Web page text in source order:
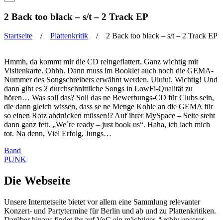
2 Back too black – s/t – 2 Track EP
Startseite / Plattenkritik / 2 Back too black – s/t – 2 Track EP
Hmmh, da kommt mir die CD reingeflattert. Ganz wichtig mit
Visitenkarte. Ohhh. Dann muss im Booklet auch noch die GEMA-
Nummer des Songschreibers erwähnt werden. Uiuiui. Wichtig! Und
dann gibt es 2 durchschnittliche Songs in LowFi-Qualität zu
hören… Was soll das? Soll das ne Bewerbungs-CD für Clubs sein,
die dann gleich wissen, dass se ne Menge Kohle an die GEMA für
so einen Rotz abdrücken müssen!? Auf ihrer MySpace – Seite steht
dann ganz fett. „We´re ready – just book us“. Haha, ich lach mich
tot. Na denn, Viel Erfolg, Jungs…
Band
PUNK
Die Webseite
Unsere Internetseite bietet vor allem eine Sammlung relevanter
Konzert- und Partytermine für Berlin und ab und zu Plattenkritiken.